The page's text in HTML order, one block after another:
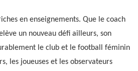
en enseignements. Que le coach
un nouveau défi ailleurs, son
le club et le football féminin
les joueuses et les observateurs